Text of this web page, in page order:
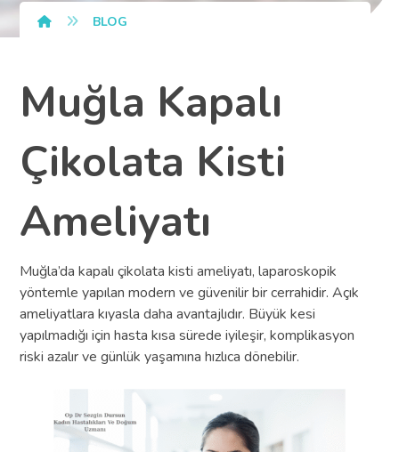
BLOG
Muğla Kapalı
Çikolata Kisti
Ameliyatı
Muğla’da kapalı çikolata kisti ameliyatı, laparoskopik
yöntemle yapılan modern ve güvenilir bir cerrahidir. Açık
ameliyatlara kıyasla daha avantajlıdır. Büyük kesi
yapılmadığı için hasta kısa sürede iyileşir, komplikasyon
riski azalır ve günlük yaşamına hızlıca dönebilir.